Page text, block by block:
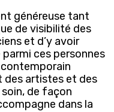
généreuse tant
de visibilité des
et d’y avoir
parmi ces personnes
contemporain
des artistes et des
de façon
dans la